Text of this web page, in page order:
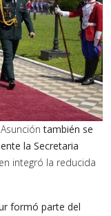
también se
la Secretaria
integró la reducida
formó parte del